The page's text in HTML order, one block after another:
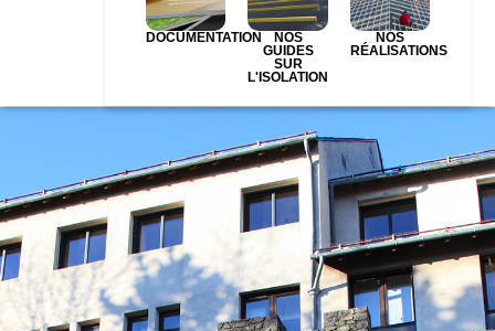
DOCUMENTATION
NOS
GUIDES
SUR
L'ISOLATION
NOS
RÉALISATIONS